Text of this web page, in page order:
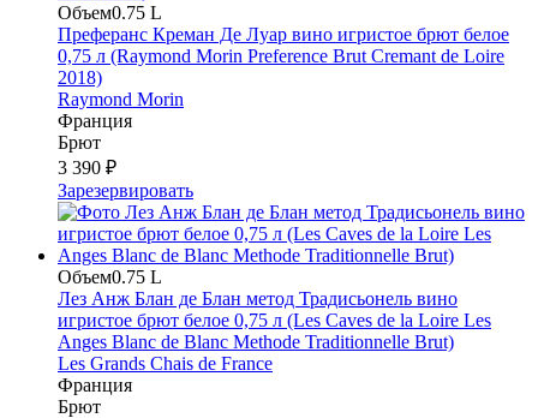
Объем0.75 L
Преферанс Креман Де Луар вино игристое брют белое
0,75 л (Raymond Morin Preference Brut Cremant de Loire
2018)
Raymond Morin
Франция
Брют
3 390 ₽
Зарезервировать
Объем0.75 L
Лез Анж Блан де Блан метод Традисьонель вино
игристое брют белое 0,75 л (Les Caves de la Loire Les
Anges Blanc de Blanc Methode Traditionnelle Brut)
Les Grands Chais de France
Франция
Брют